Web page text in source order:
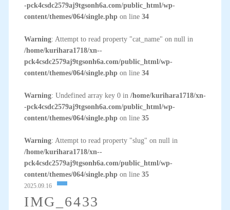
-pck4csdc2579aj9tgsonh6a.com/public_html/wp-
content/themes/064/single.phpon line 34
Warning: Attempt to read property "cat_name" on null in
/home/kurihara1718/xn--
pck4csdc2579aj9tgsonh6a.com/public_html/wp-
content/themes/064/single.phpon line 34
Warning: Undefined array key 0 in /home/kurihara1718/xn-
-pck4csdc2579aj9tgsonh6a.com/public_html/wp-
content/themes/064/single.phpon line 35
Warning: Attempt to read property "slug" on null in
/home/kurihara1718/xn--
pck4csdc2579aj9tgsonh6a.com/public_html/wp-
content/themes/064/single.phpon line 35
2025.09.16
IMG_6433